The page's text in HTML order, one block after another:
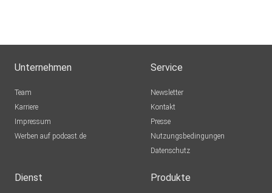
Unternehmen
Team
Karriere
Impressum
Werben auf podcast.de
Service
Newsletter
Kontakt
Presse
Nutzungsbedingungen
Datenschutz
Dienst Produkte